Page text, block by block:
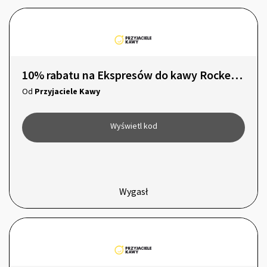
10% rabatu na Ekspresów do kawy Rocket Espresso Appartamento TCA
Od Przyjaciele Kawy
Wyświetl kod
Wygasł